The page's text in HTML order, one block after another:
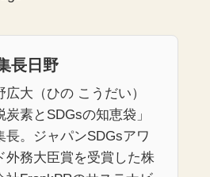
長日野
広大（ひの こうだい）
炭素とSDGsの知恵袋」
長。ジャパンSDGsアワ
外務大臣賞を受賞した株